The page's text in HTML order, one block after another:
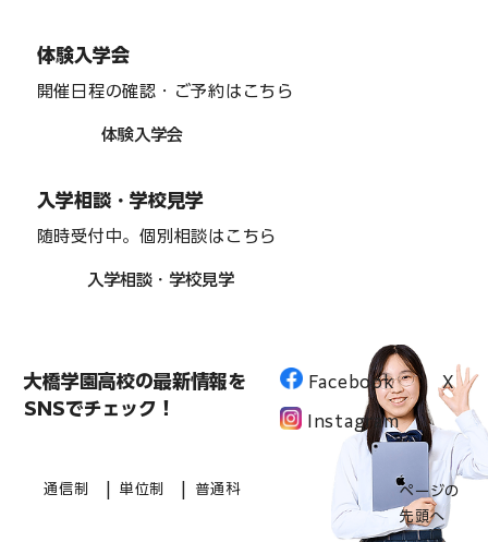
体験入学会
開催日程の確認・ご予約はこちら
体験入学会
入学相談・学校見学
随時受付中。個別相談はこちら
入学相談・学校見学
大橋学園高校の最新情報を
SNSでチェック！
Facebook
Instagram
X
通信制 単位制 普通科
ページの
先頭へ